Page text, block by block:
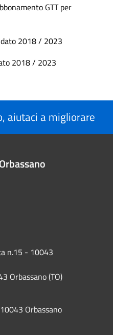
GTT per
2018 / 2023
2018 / 2023
aiutaci a migliorare
n.15 - 10043
Orbassano (TO)
Orbassano